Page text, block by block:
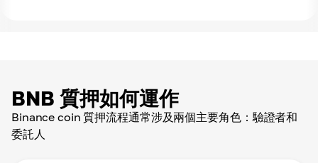
BNB 質押如何運作
Binance coin 質押流程通常涉及兩個主要角色：驗證者和
委託人